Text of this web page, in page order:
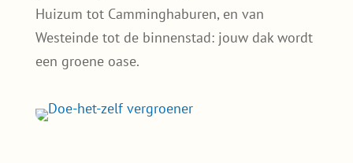
Huizum tot Camminghaburen, en van
Westeinde tot de binnenstad: jouw dak wordt
een groene oase.